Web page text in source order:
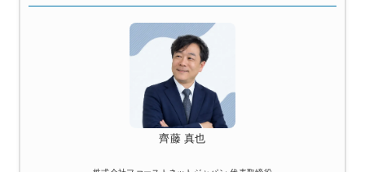
齊藤 真也